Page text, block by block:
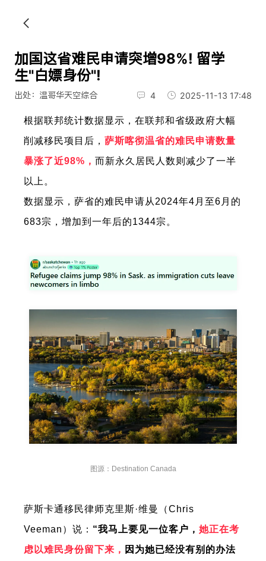
加国这省难民申请突增98%! 留学
生"白嫖身份"!
出处：温哥华天空综合 4 2025-11-13 17:48
根据联邦统计数据显示，在联邦和省级政府大幅
削减移民项目后， 萨斯喀彻温省的难民申请数量
暴涨了近98%， 而新永久居民人数则减少了一半
以上。
数据显示，萨省的难民申请从2024年4月至6月的
683宗，增加到一年后的1344宗。
图源：Destination Canada
萨斯卡通移民律师克里斯·维曼（Chris
Veeman）说： “我马上要见一位客户， 她正在考
虑以难民身份留下来， 因为她已经没有别的办法